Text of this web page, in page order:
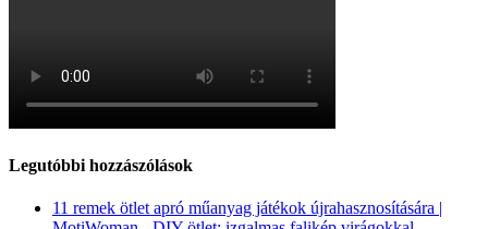
Legutóbbi hozzászólások
11 remek ötlet apró műanyag játékok újrahasznosítására |